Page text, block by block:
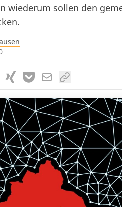
wiederum sollen den